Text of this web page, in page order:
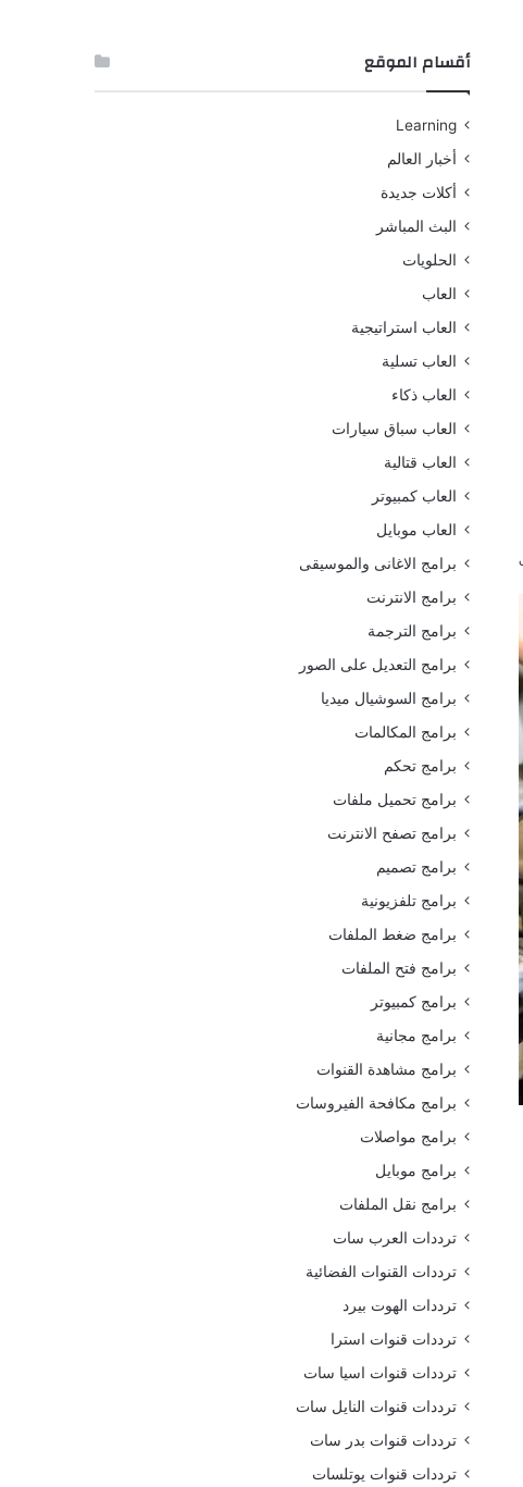
أقسام الموقع
Learning
أخبار العالم
أكلات جديدة
البث المباشر
الحلويات
العاب
العاب استراتيجية
العاب تسلية
العاب ذكاء
العاب سباق سيارات
العاب قتالية
العاب كمبيوتر
العاب موبايل
برامج الاغانى والموسيقى
برامج الانترنت
برامج الترجمة
برامج التعديل على الصور
برامج السوشيال ميديا
برامج المكالمات
برامج تحكم
برامج تحميل ملفات
برامج تصفح الانترنت
برامج تصميم
برامج تلفزيونية
برامج ضغط الملفات
برامج فتح الملفات
برامج كمبيوتر
برامج مجانية
برامج مشاهدة القنوات
برامج مكافحة الفيروسات
برامج مواصلات
برامج موبايل
برامج نقل الملفات
ترددات العرب سات
ترددات القنوات الفضائية
ترددات الهوت بيرد
ترددات قنوات استرا
ترددات قنوات اسيا سات
ترددات قنوات النايل سات
ترددات قنوات بدر سات
ترددات قنوات يوتلسات